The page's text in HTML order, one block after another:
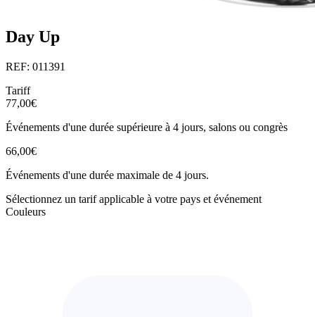
Day Up
REF: 011391
Tariff
77,00€
Événements d'une durée supérieure à 4 jours, salons ou congrès
66,00€
Événements d'une durée maximale de 4 jours.
Sélectionnez un tarif applicable à votre pays et événement
Couleurs